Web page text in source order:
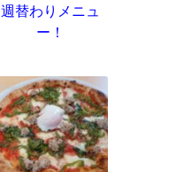
週替わりメニュ
ー！